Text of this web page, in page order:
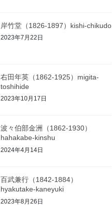
岸竹堂（1826-1897）kishi-chikudo
2023年7月22日
右田年英（1862-1925）migita-
toshihide
2023年10月17日
波々伯部金洲（1862-1930）
hahakabe-kinshu
2024年4月14日
百武兼行（1842-1884）
hyakutake-kaneyuki
2023年8月26日